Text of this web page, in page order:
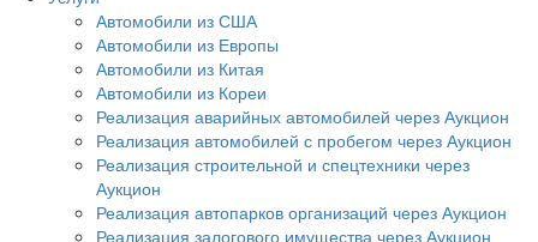
Автомобили из США
Автомобили из Европы
Автомобили из Китая
Автомобили из Кореи
Реализация аварийных автомобилей через Аукцион
Реализация автомобилей с пробегом через Аукцион
Реализация строительной и спецтехники через
Аукцион
Реализация автопарков организаций через Аукцион
Реализация залогового имущества через Аукцион